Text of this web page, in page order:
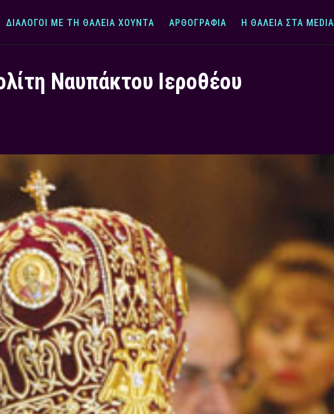
ΔΙΆΛΟΓΟΙ ΜΕ ΤΗ ΘΆΛΕΙΑ ΧΟΎΝΤΑ ΑΡΘΟΓΡΑΦΊΑ Η ΘΆΛΕΙΑ ΣΤΑ MEDIA
Ναυπάκτου Ιεροθέου